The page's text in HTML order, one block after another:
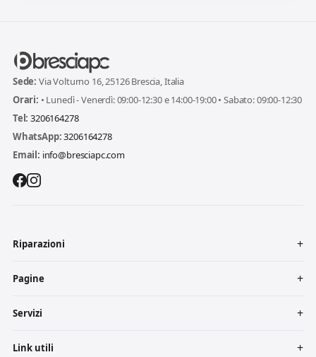
Sede: Via Volturno 16, 25126 Brescia, Italia
Orari: • Lunedì - Venerdì: 09:00-12:30 e 14:00-19:00 • Sabato: 09:00-12:30
Tel: 3206164278
WhatsApp:3206164278
Email: info@bresciapc.com
Riparazioni
Pagine
Servizi
Link utili